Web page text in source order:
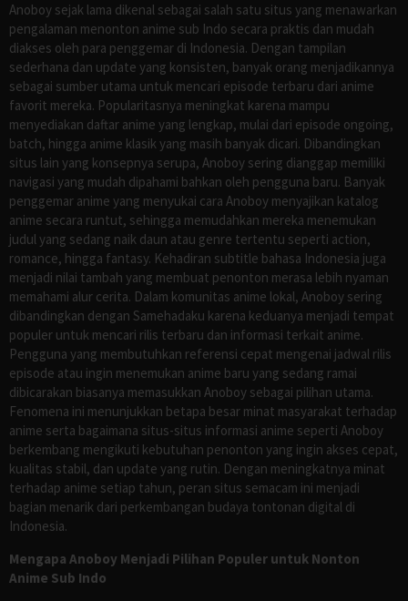
Anoboy sejak lama dikenal sebagai salah satu situs yang menawarkan
pengalaman menonton anime sub Indo secara praktis dan mudah
diakses oleh para penggemar di Indonesia. Dengan tampilan
sederhana dan update yang konsisten, banyak orang menjadikannya
sebagai sumber utama untuk mencari episode terbaru dari anime
favorit mereka. Popularitasnya meningkat karena mampu
menyediakan daftar anime yang lengkap, mulai dari episode ongoing,
batch, hingga anime klasik yang masih banyak dicari. Dibandingkan
situs lain yang konsepnya serupa, Anoboy sering dianggap memiliki
navigasi yang mudah dipahami bahkan oleh pengguna baru. Banyak
penggemar anime yang menyukai cara Anoboy menyajikan katalog
anime secara runtut, sehingga memudahkan mereka menemukan
judul yang sedang naik daun atau genre tertentu seperti action,
romance, hingga fantasy. Kehadiran subtitle bahasa Indonesia juga
menjadi nilai tambah yang membuat penonton merasa lebih nyaman
memahami alur cerita. Dalam komunitas anime lokal, Anoboy sering
dibandingkan dengan Samehadaku karena keduanya menjadi tempat
populer untuk mencari rilis terbaru dan informasi terkait anime.
Pengguna yang membutuhkan referensi cepat mengenai jadwal rilis
episode atau ingin menemukan anime baru yang sedang ramai
dibicarakan biasanya memasukkan Anoboy sebagai pilihan utama.
Fenomena ini menunjukkan betapa besar minat masyarakat terhadap
anime serta bagaimana situs-situs informasi anime seperti Anoboy
berkembang mengikuti kebutuhan penonton yang ingin akses cepat,
kualitas stabil, dan update yang rutin. Dengan meningkatnya minat
terhadap anime setiap tahun, peran situs semacam ini menjadi
bagian menarik dari perkembangan budaya tontonan digital di
Indonesia.
Mengapa Anoboy Menjadi Pilihan Populer untuk Nonton
Anime Sub Indo